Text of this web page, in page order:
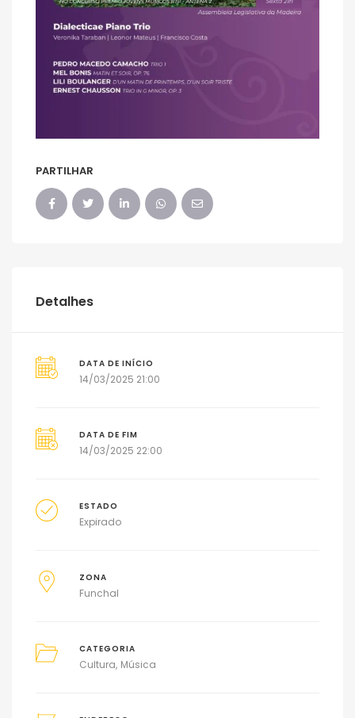
PARTILHAR
Detalhes
DATA DE INÍCIO
14/03/2025 21:00
DATA DE FIM
14/03/2025 22:00
ESTADO
Expirado
ZONA
Funchal
CATEGORIA
Cultura Música